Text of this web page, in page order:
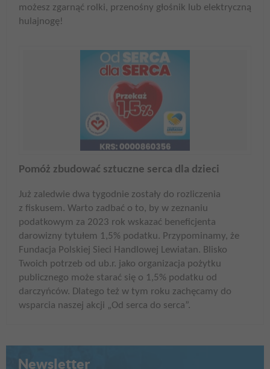
możesz zgarnąć rolki, przenośny głośnik lub elektryczną
hulajnogę!
Pomóż zbudować sztuczne serca dla dzieci
Już zaledwie dwa tygodnie zostały do rozliczenia
z fiskusem. Warto zadbać o to, by w zeznaniu
podatkowym za 2023 rok wskazać beneficjenta
darowizny tytułem 1,5% podatku. Przypominamy, że
Fundacja Polskiej Sieci Handlowej Lewiatan. Blisko
Twoich potrzeb od ub.r. jako organizacja pożytku
publicznego może starać się o 1,5% podatku od
darczyńców. Dlatego też w tym roku zachęcamy do
wsparcia naszej akcji „Od serca do serca”.
Newsletter